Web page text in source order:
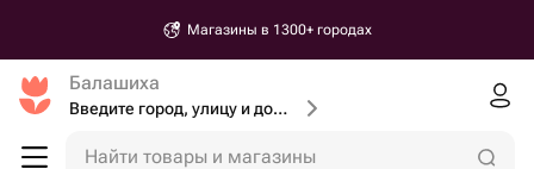
Магазины в 1300+ городах
Балашиха
Введите город, улицу и дом доставки
Найти товары и магазины